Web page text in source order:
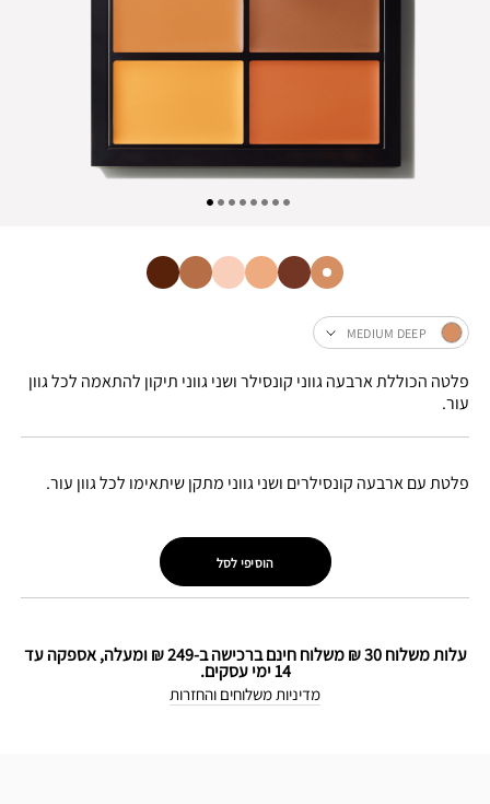
פלטת עם ארבעה קונסילרים ושני גווני מתקן שיתאימו לכל גוון עור.
MEDIUM DEEP
פלטה הכוללת ארבעה גווני קונסילר ושני גווני תיקון להתאמה לכל גוון
עור.
הוסיפי לסל
עלות משלוח 30 ₪ משלוח חינם ברכישה ב-249 ₪ ומעלה, אספקה עד
14 ימי עסקים.
מדיניות משלוחים והחזרות